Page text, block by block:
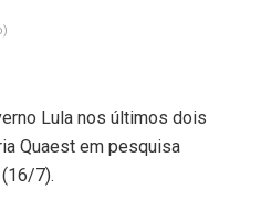
Lula nos últimos dois
Quaest em pesquisa
7).